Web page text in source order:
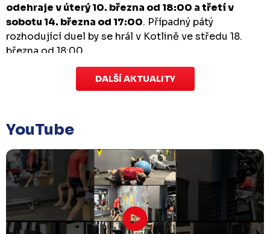
odehraje v úterý 10. března od 18:00 a třetí v
sobotu 14. března od 17:00. Případný pátý
rozhodující duel by se hrál v Kotlině ve středu 18.
března od 18:00.
Zápas dorostu je odložen
které se mělo odehrát v pátek 30. ledna ve 14:15,
odloženo!Odehraje se v náhradním termínu, o
kterém se bude jednat.
Náhradní termín 32. kola
Úterý 27. ledna | Utkání 32. kola v Písku
, které se
mělo původně odehrát 31. ledna, bylo z důvodu
DALŠÍ AKTUALITY
YouTube